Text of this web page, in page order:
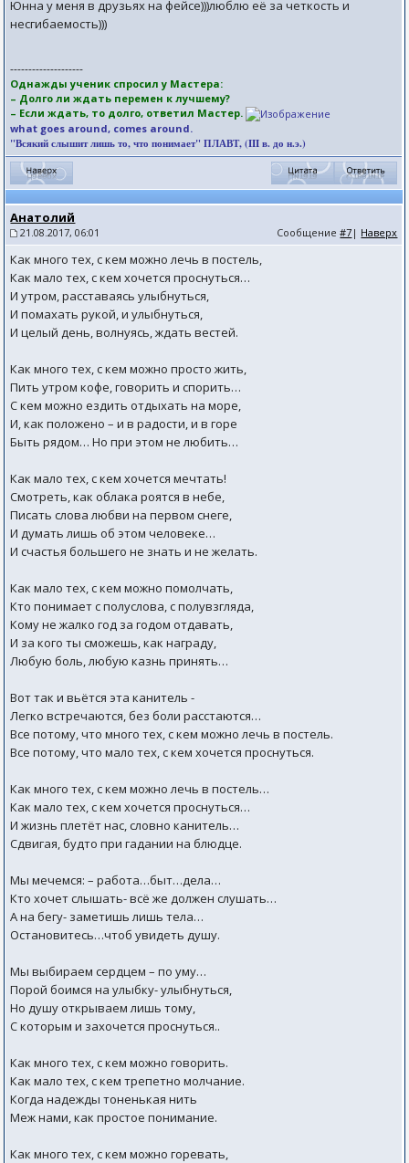
Юнна у меня в друзьях на фейсе)))люблю её за четкость и
несгибаемость)))
--------------------
Однажды ученик спросил у Мастера:
– Долго ли ждать перемен к лучшему?
– Если ждать, то долго, ответил Мастер.
what goes around, comes around.
"Всякий слышит лишь то, что понимает" ПЛАВТ, (III в. до н.э.)
Анатолий
21.08.2017, 06:01 Сообщение#7 | Наверх
Как много тех, с кем можно лечь в постель,
Как мало тех, с кем хочется проснуться…
И утром, расставаясь улыбнуться,
И помахать рукой, и улыбнуться,
И целый день, волнуясь, ждать вестей.
Как много тех, с кем можно просто жить,
Пить утром кофе, говорить и спорить…
С кем можно ездить отдыхать на море,
И, как положено – и в радости, и в горе
Быть рядом… Но при этом не любить…
Как мало тех, с кем хочется мечтать!
Смотреть, как облака роятся в небе,
Писать слова любви на первом снеге,
И думать лишь об этом человеке…
И счастья большего не знать и не желать.
Как мало тех, с кем можно помолчать,
Кто понимает с полуслова, с полувзгляда,
Кому не жалко год за годом отдавать,
И за кого ты сможешь, как награду,
Любую боль, любую казнь принять…
Вот так и вьётся эта канитель -
Легко встречаются, без боли расстаются…
Все потому, что много тех, с кем можно лечь в постель.
Все потому, что мало тех, с кем хочется проснуться.
Как много тех, с кем можно лечь в постель…
Как мало тех, с кем хочется проснуться…
И жизнь плетёт нас, словно канитель…
Сдвигая, будто при гадании на блюдце.
Мы мечемся: – работа…быт…дела…
Кто хочет слышать- всё же должен слушать…
А на бегу- заметишь лишь тела…
Остановитесь…чтоб увидеть душу.
Мы выбираем сердцем – по уму…
Порой боимся на улыбку- улыбнуться,
Но душу открываем лишь тому,
С которым и захочется проснуться..
Как много тех, с кем можно говорить.
Как мало тех, с кем трепетно молчание.
Когда надежды тоненькая нить
Меж нами, как простое понимание.
Как много тех, с кем можно горевать,